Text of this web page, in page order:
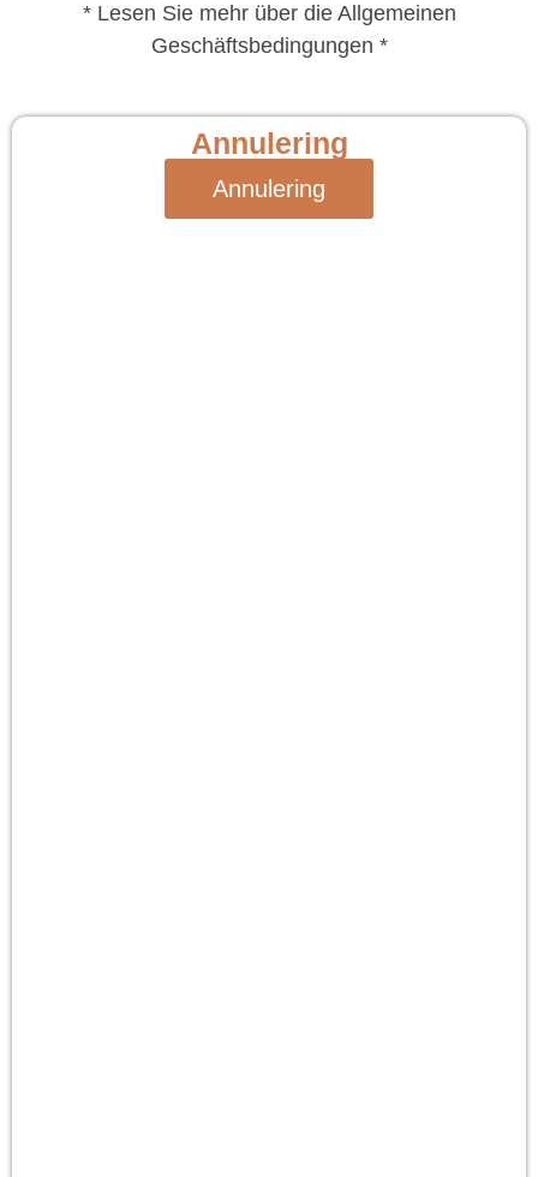
* Lesen Sie mehr über die Allgemeinen
Geschäftsbedingungen *
Annulering
Annulering